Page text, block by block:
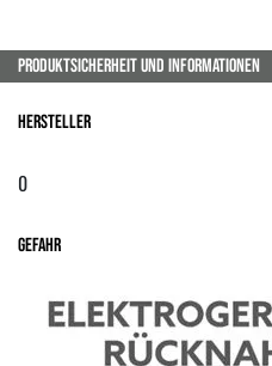
PRODUKTSICHERHEIT UND INFORMATIONEN
Hersteller
0
Gefahr